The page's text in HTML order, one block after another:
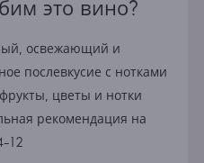
это вино?
освежающий и
послевкусие с нотками
цветы и нотки
рекомендация на
12